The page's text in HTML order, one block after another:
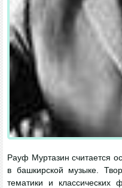
Рауф Муртазин считается
в башкирской музыке.
тематики и классических